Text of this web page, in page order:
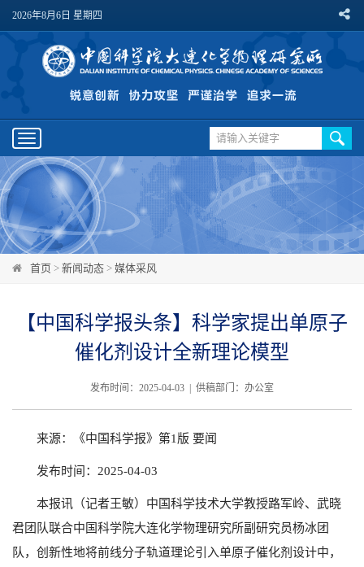
2026年8月6日 星期四
Toggle
navigation
首页 > 新闻动态 > 媒体采风
【中国科学报头条】科学家提出单原子
催化剂设计全新理论模型
发布时间：2025-04-03 | 供稿部门：办公室
来源：《中国科学报》第1版 要闻
发布时间：2025-04-03
本报讯（记者王敏）中国科学技术大学教授路军岭、武晓
君团队联合中国科学院大连化学物理研究所副研究员杨冰团
队，创新性地将前线分子轨道理论引入单原子催化剂设计中，